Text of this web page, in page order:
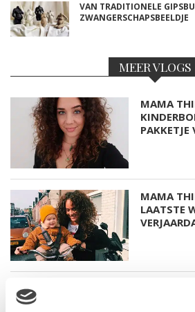
VAN TRADITIONELE
ZWANGERSCHAPSBEELDJE
MEER VLOGS
MAMA
MAMA
LAATSTE
MAMA
FEEST,